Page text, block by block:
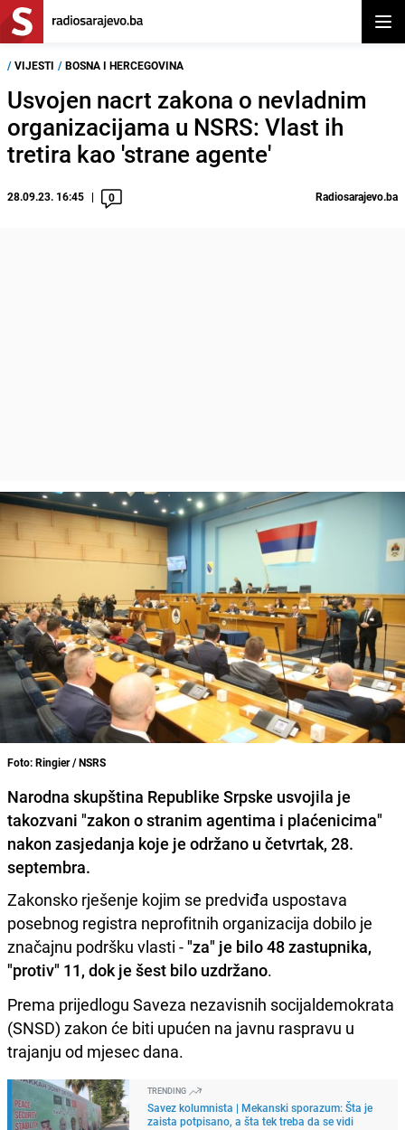
/ VIJESTI / BOSNA I HERCEGOVINA
Usvojen nacrt zakona o nevladnim
organizacijama u NSRS: Vlast ih
tretira kao 'strane agente'
28.09.23. 16:45 0 Radiosarajevo.ba
Foto: Ringier / NSRS
Narodna skupština Republike Srpske usvojila je
takozvani "zakon o stranim agentima i plaćenicima"
nakon zasjedanja koje je održano u četvrtak, 28.
septembra.
Zakonsko rješenje kojim se predviđa uspostava
posebnog registra neprofitnih organizacija dobilo je
značajnu podršku vlasti -"za" je bilo 48 zastupnika,
"protiv" 11, dok je šest bilo uzdržano.
Prema prijedlogu Saveza nezavisnih socijaldemokrata
(SNSD) zakon će biti upućen na javnu raspravu u
trajanju od mjesec dana.
TRENDING
Savez kolumnista | Mekanski sporazum: Šta je
zaista potpisano, a šta tek treba da se vidi